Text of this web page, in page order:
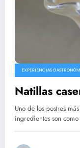
EXPERIENCIAS
Natillas
Uno de los postres
ingredientes son